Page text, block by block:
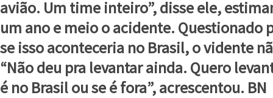
avião. Um time inteiro”, disse ele,
um ano e meio o acidente. Questionado
se isso aconteceria no Brasil, o vidente
“Não deu pra levantar ainda. Quero
é no Brasil ou se é fora”, acrescentou. BN